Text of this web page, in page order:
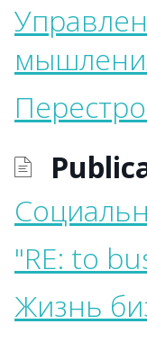
"RE: to
Жизнь